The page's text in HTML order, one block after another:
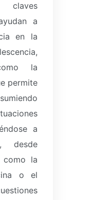
a
en la
la
permite
a
desde
como la
o el